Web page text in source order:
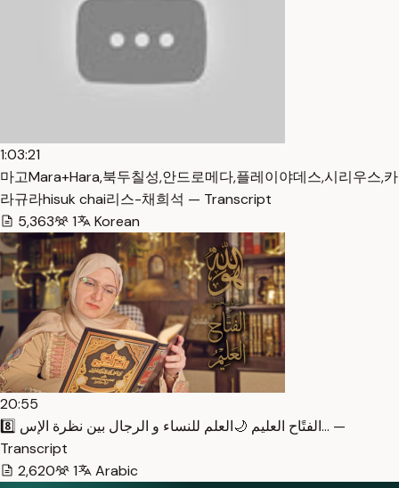
1:03:21
마고Mara+Hara,북두칠성,안드로메다,플레이야데스,시리우스,카
라규라hisuk chai리스-채희석 — Transcript
5,363
1 Korean
20:55
8️⃣ الفتًاح العليم 🌙العلم للنساء و الرجال بين نظرة الإس… —
Transcript
2,620
1 Arabic